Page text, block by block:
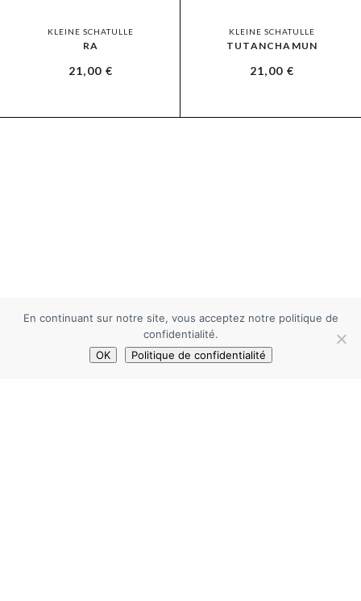
KLEINE SCHATULLE
RA
21,00€
KLEINE SCHATULLE
TUTANCHAMUN
21,00€
En continuant sur notre site, vous acceptez notre politique de
confidentialité.
OK
Politique de confidentialité